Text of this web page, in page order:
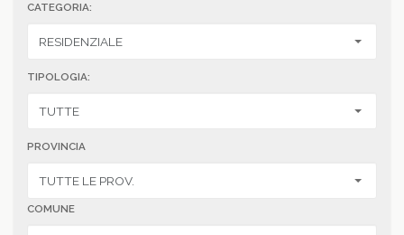
CATEGORIA:
TIPOLOGIA:
PROVINCIA
COMUNE